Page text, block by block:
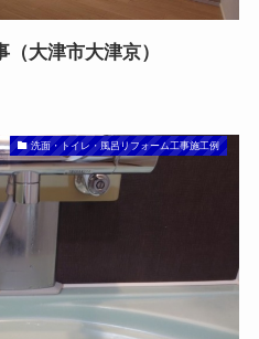
大津市大津京）
洗面・トイレ・風呂リフォーム工事施工例